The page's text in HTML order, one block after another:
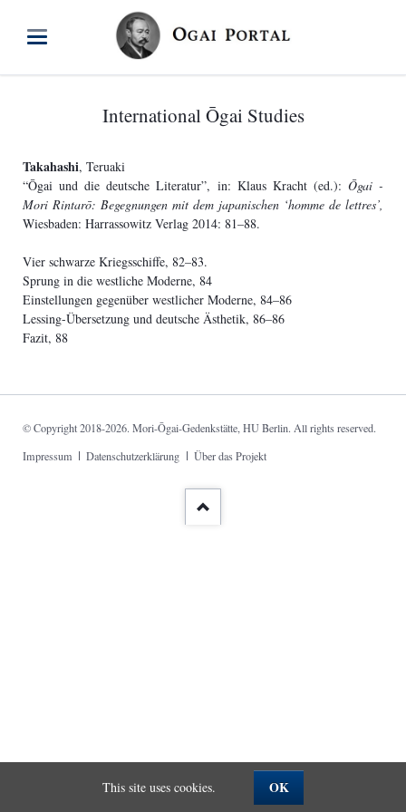
International Ōgai Studies
Takahashi, Teruaki
“Ōgai und die deutsche Literatur”, in: Klaus Kracht (ed.): Ōgai -
Mori Rintarō: Begegnungen mit dem japanischen ‘homme de lettres’,
Wiesbaden: Harrassowitz Verlag 2014: 81–88.
Vier schwarze Kriegsschiffe, 82–83.
Sprung in die westliche Moderne, 84
Einstellungen gegenüber westlicher Moderne, 84–86
Lessing-Übersetzung und deutsche Ästhetik, 86–86
Fazit, 88
© Copyright 2018-2026. Mori-Ōgai-Gedenkstätte, HU Berlin. All rights reserved.
Skip
Impressum Datenschutzerklärung Über das Projekt
This site uses cookies. OK